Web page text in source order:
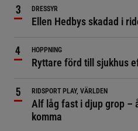
DRESSYR
Ellen Hedbys skadad i
HOPPNING
Ryttare förd till sjukhus
RIDSPORT PLAY, VÄRLDEN
Alf låg fast i djup grop –
komma